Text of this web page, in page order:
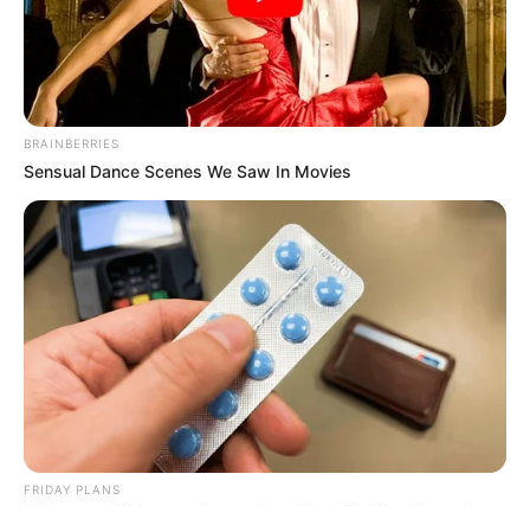
und Krönungsort von Königen und Kaisern.
Kaiserdom St. Bartholomäus in Frankfurt
Schon seit dem 15. Jahrhundert ist die
deutschen Kaiser ein Wahrzeichen von
Frankfurt. Mit ihrem 95 Meter hohen Turm ist sie auch das
höchste historische Bauwerk der Stadt.
Historisches Museum Frankfurt im Saalhof
Der Saalhof ist ein Gebäudekomplex, der
aus einer Stauferburg hervorging. In
seinen Räumen wird über die Geschichte
von Frankfurt informiert. Die Ausstellung ist so groß, dass
sogar Führungen durch das Museum angeboten werden.
BRAINBERRIES
Sensual Dance Scenes We Saw In Movies
FRIDAY PLANS